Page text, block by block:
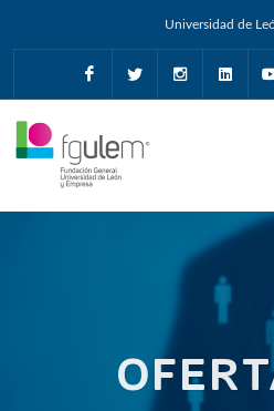
Universidad de
FacebookTwitter Instagram